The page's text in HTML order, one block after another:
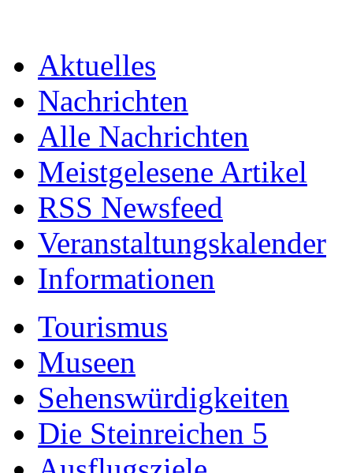
Aktuelles
Nachrichten
Alle Nachrichten
Meistgelesene Artikel
RSS Newsfeed
Veranstaltungskalender
Informationen
Tourismus
Museen
Sehenswürdigkeiten
Die Steinreichen 5